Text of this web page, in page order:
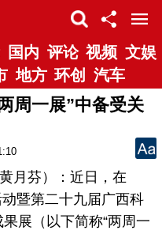
国内 评论 视频 文娱
地方 环创 汽车
周一展”中备受关
芬）：近日，在
暨第二十九届广西科
展（以下简称“两周一